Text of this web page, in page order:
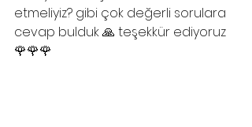
etmeliyiz? gibi çok değerli sorulara
cevap bulduk 🙏 teşekkür ediyoruz
🌹🌹🌹